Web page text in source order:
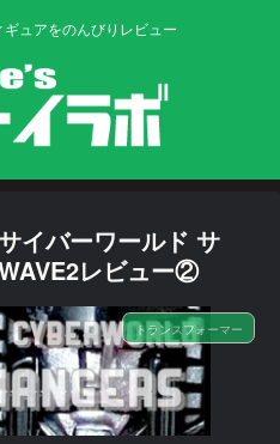
ュアをのんびりレビュー
イバーワールド サ
レビュー②
トランスフォーマー